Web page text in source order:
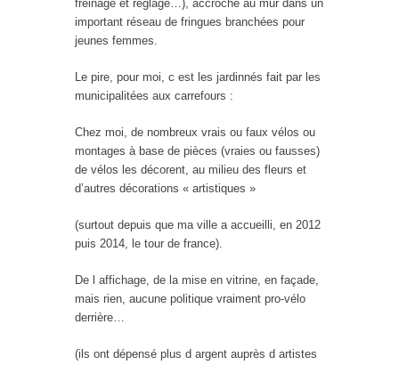
freinage et règlage…), accroché au mur dans un
important réseau de fringues branchées pour
jeunes femmes.
Le pire, pour moi, c est les jardinnés fait par les
municipalitées aux carrefours :
Chez moi, de nombreux vrais ou faux vélos ou
montages à base de pièces (vraies ou fausses)
de vélos les décorent, au milieu des fleurs et
d’autres décorations « artistiques »
(surtout depuis que ma ville a accueilli, en 2012
puis 2014, le tour de france).
De l affichage, de la mise en vitrine, en façade,
mais rien, aucune politique vraiment pro-vélo
derrière…
(ils ont dépensé plus d argent auprès d artistes